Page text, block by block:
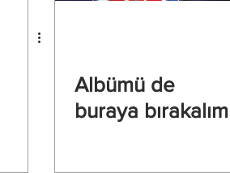
Albümü de
buraya bırakalım